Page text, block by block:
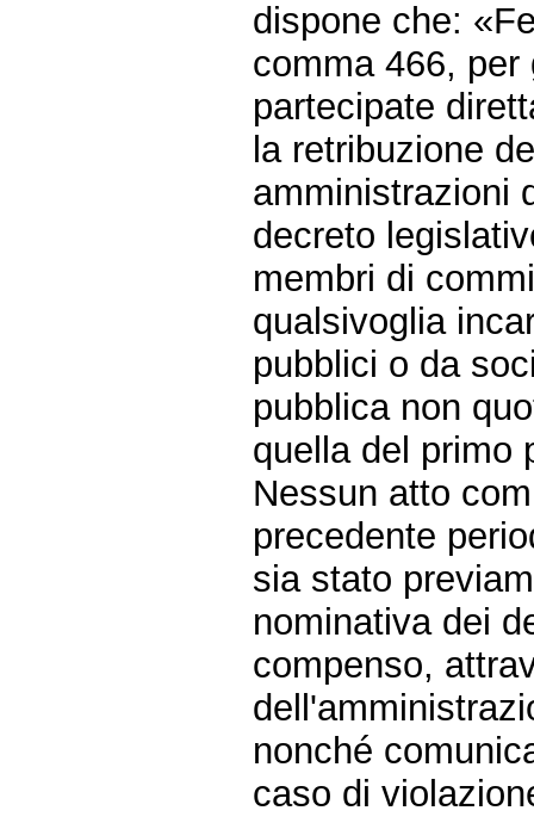
dispone che:
comma 466,
partecipate
la retribuzione
amministrazioni
decreto
membri di
qualsivoglia
pubblici o da
pubblica non
quella del primo
Nessun atto
precedente
sia stato
nominativa dei
compenso,
nonché
caso di